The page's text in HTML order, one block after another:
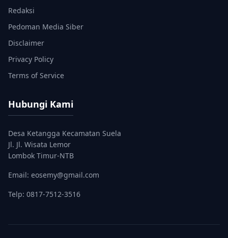
Redaksi
Pedoman Media Siber
Disclaimer
Privacy Policy
Terms of Service
Hubungi Kami
Desa Ketangga Kecamatan Suela
Jl. Jl. Wisata Lemor
Lombok Timur-NTB
Email: eosemy@gmail.com
Telp: 0817-7512-3516